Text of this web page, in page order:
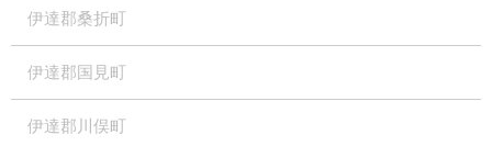
伊達郡桑折町
伊達郡国見町
伊達郡川俣町